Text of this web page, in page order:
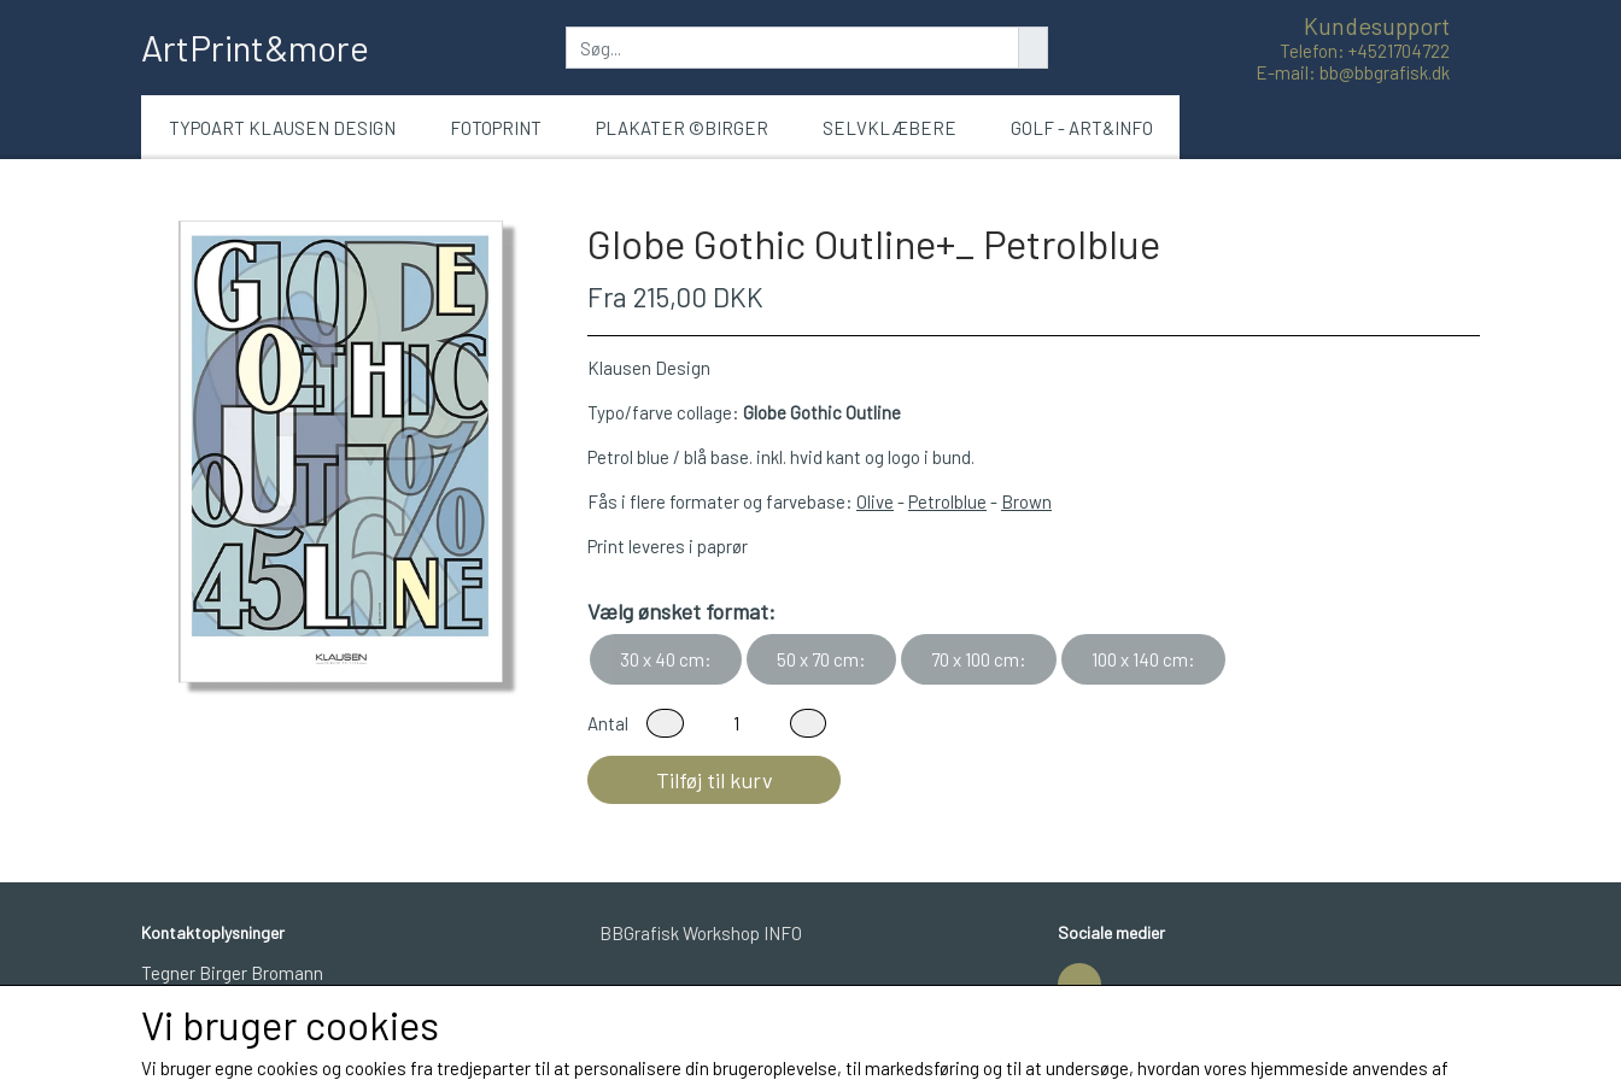
ArtPrint&more Kundesupport
Telefon: +4521704722
E-mail: bb@bbgrafisk.dk
TYPOART KLAUSEN DESIGN FOTOPRINT PLAKATER ©BIRGER SELVKLÆBERE GOLF - ART&INFO
Globe Gothic Outline+_ Petrolblue
Fra 215,00 DKK
Klausen Design
Typo/farve collage: Globe Gothic Outline
Petrol blue / blå base. inkl. hvid kant og logo i bund.
Fås i flere formater og farvebase: Olive -Petrolblue - Brown
Print leveres i paprør
Vælg ønsket format:
30 x 40 cm: 50 x 70 cm: 70 x 100 cm: 100 x 140 cm:
Antal
Tilføj til kurv
Kontaktoplysninger
Tegner Birger Bromann
5210 Odense
Telefon: +4521704722
BBGrafisk Workshop INFO Sociale medier
Vi bruger cookies
Vi bruger egne cookies og cookies fra tredjeparter til at personalisere din brugeroplevelse, til markedsføring og til at undersøge, hvordan vores hjemmeside anvendes af